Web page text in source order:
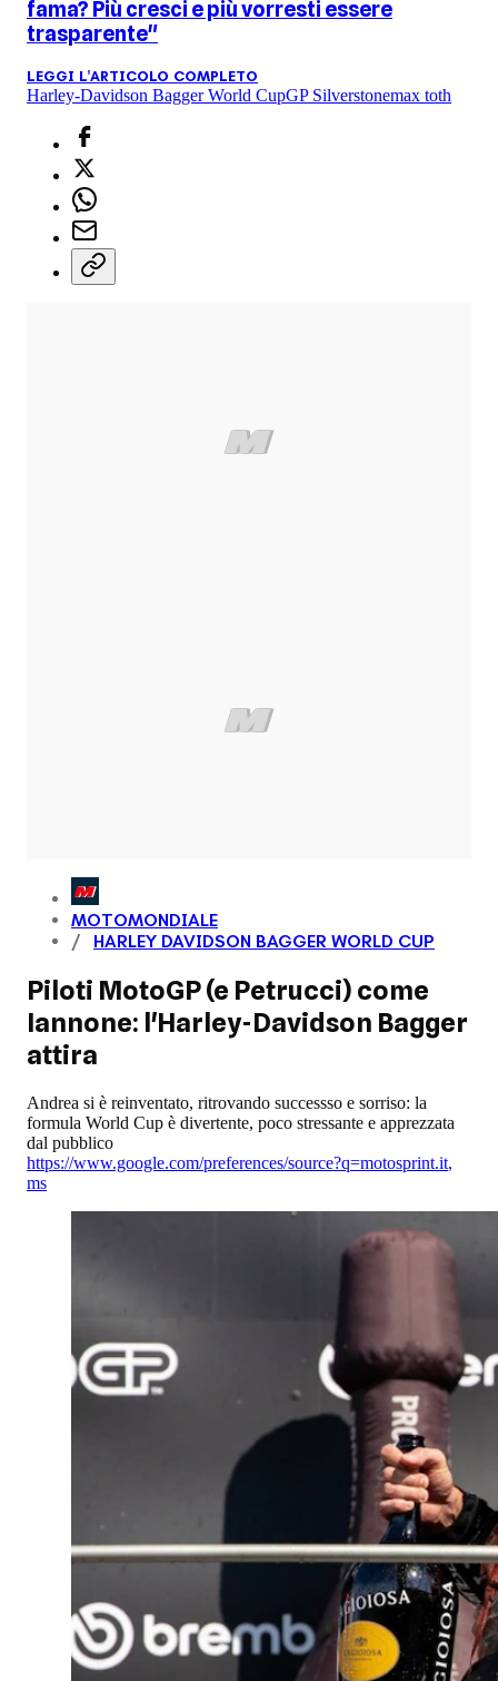
fama? Più cresci e più vorresti essere
trasparente"
LEGGI L'ARTICOLO COMPLETO
Harley-Davidson Bagger World CupGP Silverstonemax toth
MOTOMONDIALE
HARLEY DAVIDSON BAGGER WORLD CUP
Piloti MotoGP (e Petrucci) come
Iannone: l'Harley-Davidson Bagger
attira
Andrea si è reinventato, ritrovando successso e sorriso: la
formula World Cup è divertente, poco stressante e apprezzata
dal pubblico
https://www.google.com/preferences/source?q=motosprint.it,
ms